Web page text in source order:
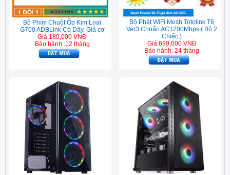
Bộ Phím Chuột Ốp Kim Loại
G700 ADBLink Có Dây, Giả cơ
Giá:180,000 VNĐ
Bảo hành: 12 tháng
Bộ Phát WiFi Mesh Totolink T6
Ver3 Chuẩn AC1200Mbps ( Bộ 2
Chiếc )
Giá:699,000 VNĐ
Bảo hành: 24 tháng